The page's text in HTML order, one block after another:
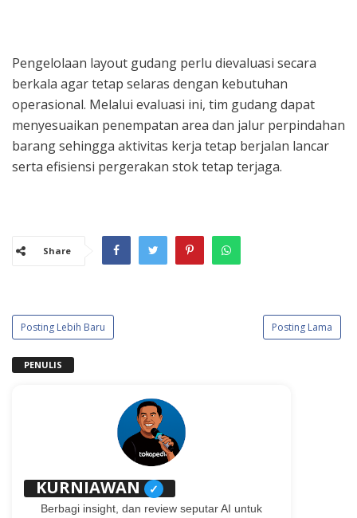
Pengelolaan layout gudang perlu dievaluasi secara
berkala agar tetap selaras dengan kebutuhan
operasional. Melalui evaluasi ini, tim gudang dapat
menyesuaikan penempatan area dan jalur perpindahan
barang sehingga aktivitas kerja tetap berjalan lancar
serta efisiensi pergerakan stok tetap terjaga.
Share
Posting Lebih Baru Posting Lama
PENULIS
KURNIAWAN ✓
Berbagi insight, dan review seputar AI untuk